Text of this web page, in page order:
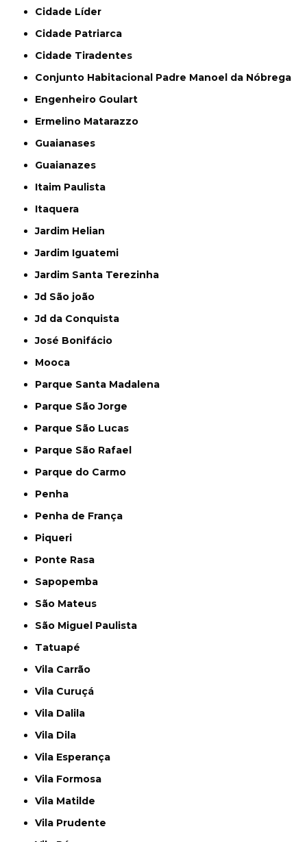
Cidade Líder
Cidade Patriarca
Cidade Tiradentes
Conjunto Habitacional Padre Manoel da Nóbrega
Engenheiro Goulart
Ermelino Matarazzo
Guaianases
Guaianazes
Itaim Paulista
Itaquera
Jardim Helian
Jardim Iguatemi
Jardim Santa Terezinha
Jd São joão
Jd da Conquista
José Bonifácio
Mooca
Parque Santa Madalena
Parque São Jorge
Parque São Lucas
Parque São Rafael
Parque do Carmo
Penha
Penha de França
Piqueri
Ponte Rasa
Sapopemba
São Mateus
São Miguel Paulista
Tatuapé
Vila Carrão
Vila Curuçá
Vila Dalila
Vila Dila
Vila Esperança
Vila Formosa
Vila Matilde
Vila Prudente